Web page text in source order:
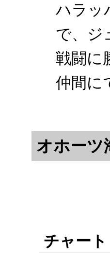
ハラッ
で、ジ
戦闘に
仲間に
オホーツ
チャート